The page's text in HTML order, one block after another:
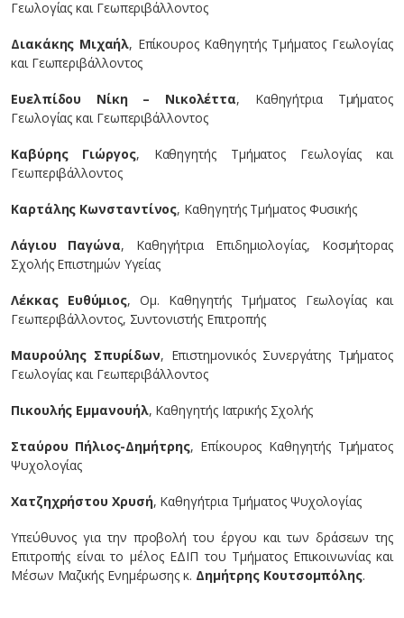
Γεωλογίας και Γεωπεριβάλλοντος
Διακάκης Μιχαήλ, Επίκουρος Καθηγητής Τμήματος Γεωλογίας
και Γεωπεριβάλλοντος
Ευελπίδου Nίκη – Νικολέττα, Καθηγήτρια Τμήματος
Γεωλογίας και Γεωπεριβάλλοντος
Καβύρης Γιώργος, Καθηγητής Τμήματος Γεωλογίας και
Γεωπεριβάλλοντος
Καρτάλης Κωνσταντίνος, Καθηγητής Τμήματος Φυσικής
Λάγιου Παγώνα, Καθηγήτρια Επιδημιολογίας, Κοσμήτορας
Σχολής Επιστημών Υγείας
Λέκκας Ευθύμιος, Ομ. Καθηγητής Τμήματος Γεωλογίας και
Γεωπεριβάλλοντος, Συντονιστής Επιτροπής
Μαυρούλης Σπυρίδων, Επιστημονικός Συνεργάτης Τμήματος
Γεωλογίας και Γεωπεριβάλλοντος
Πικουλής Εμμανουήλ, Καθηγητής Ιατρικής Σχολής
Σταύρου Πήλιος-Δημήτρης, Επίκουρος Καθηγητής Τμήματος
Ψυχολογίας
Χατζηχρήστου Χρυσή, Καθηγήτρια Τμήματος Ψυχολογίας
Υπεύθυνος για την προβολή του έργου και των δράσεων της
Επιτροπής είναι το μέλος ΕΔΙΠ του Τμήματος Επικοινωνίας και
Μέσων Μαζικής Ενημέρωσης κ. Δημήτρης Κουτσομπόλης.